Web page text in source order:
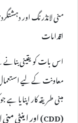
منی لانڈرنگ اور
اقدامات
اس بات کو یقینی بنانے
معاونت کے لیے
مبنی طریقہ کار اپنایا